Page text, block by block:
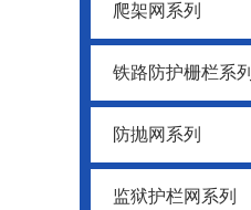
爬架网系列
铁路防护栅栏系列
防抛网系列
监狱护栏网系列